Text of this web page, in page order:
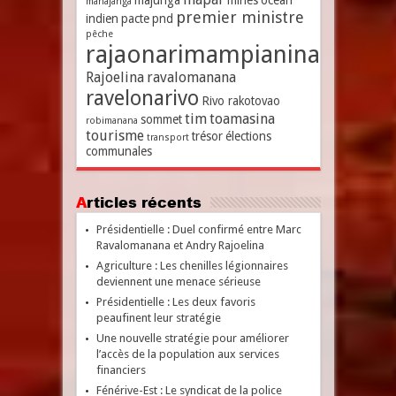
indien pacte pnd premier ministre
pêche
rajaonarimampianina
Rajoelina ravalomanana
ravelonarivo Rivo rakotovao
robimanana sommet timtoamasina
tourisme transport trésor élections
communales
Articles récents
Présidentielle : Duel confirmé entre Marc
Ravalomanana et Andry Rajoelina
Agriculture : Les chenilles légionnaires
deviennent une menace sérieuse
Présidentielle : Les deux favoris
peaufinent leur stratégie
Une nouvelle stratégie pour améliorer
l’accès de la population aux services
financiers
Fénérive-Est : Le syndicat de la police